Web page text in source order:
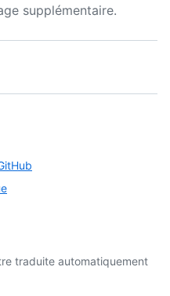
supplémentaire.
traduite automatiquement